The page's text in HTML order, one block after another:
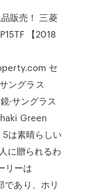
販売！ 三菱
【2018
セ
ングラス
·サングラス
Green
は素晴らしい
に贈られるわ
リーは
あり、ホリ